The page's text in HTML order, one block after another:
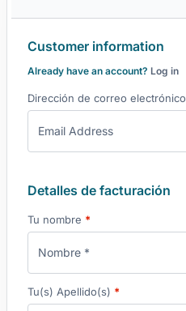
Customer information
Already have an account? Log in
Dirección de correo electrónico
Detalles de facturación
Tu nombre *
Tu(s) Apellido(s) *